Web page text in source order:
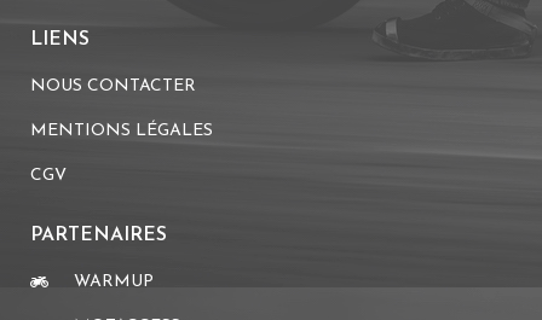
LIENS
NOUS CONTACTER
MENTIONS LÉGALES
CGV
PARTENAIRES
WARMUP